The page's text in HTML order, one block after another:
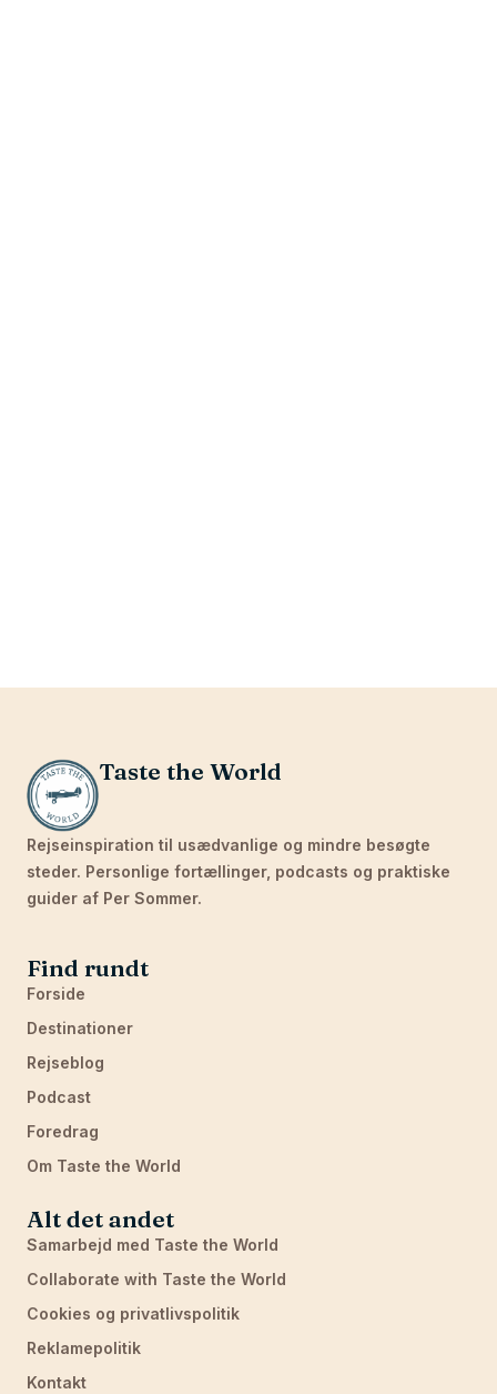
Taste the World
Rejseinspiration til usædvanlige og mindre besøgte
steder. Personlige fortællinger, podcasts og praktiske
guider af Per Sommer.
Find rundt
Forside
Destinationer
Rejseblog
Podcast
Foredrag
Om Taste the World
Alt det andet
Samarbejd med Taste the World
Collaborate with Taste the World
Cookies og privatlivspolitik
Reklamepolitik
Kontakt